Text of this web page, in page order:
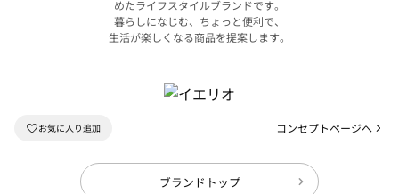
めたライフスタイルブランドです。
暮らしになじむ、ちょっと便利で、
生活が楽しくなる商品を提案します。
コンセプトページへ
ブランドトップ